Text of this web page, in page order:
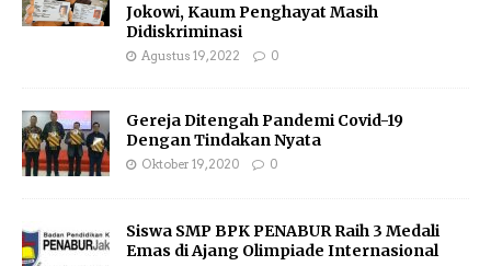
Jokowi, Kaum Penghayat Masih
Didiskriminasi
Agustus 19, 2022 0
Gereja Ditengah Pandemi Covid-19
Dengan Tindakan Nyata
Oktober 19, 2020 0
Siswa SMP BPK PENABUR Raih 3 Medali
Emas di Ajang Olimpiade Internasional